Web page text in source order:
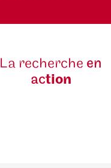
La recherche en
action